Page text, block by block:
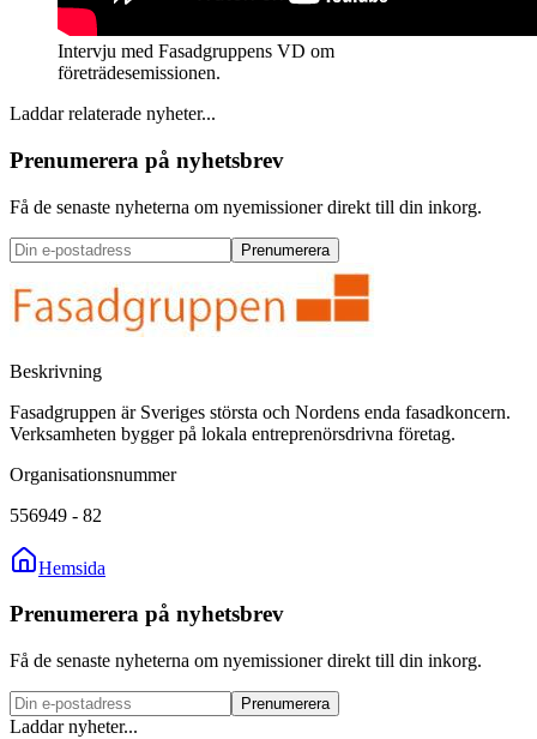
Intervju med Fasadgruppens VD om
företrädesemissionen.
Laddar relaterade nyheter...
Prenumerera på nyhetsbrev
Få de senaste nyheterna om nyemissioner direkt till din inkorg.
Prenumerera
Beskrivning
Fasadgruppen är Sveriges största och Nordens enda fasadkoncern.
Verksamheten bygger på lokala entreprenörsdrivna företag.
Organisationsnummer
556949 - 82
Hemsida
Prenumerera på nyhetsbrev
Få de senaste nyheterna om nyemissioner direkt till din inkorg.
Prenumerera
Laddar nyheter...